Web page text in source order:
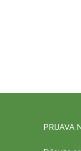
PRIJAVA